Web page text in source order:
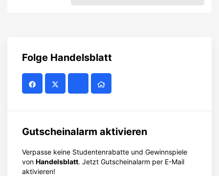
aktivieren!
ÜberHandelsblatt
DasHandelsblatt